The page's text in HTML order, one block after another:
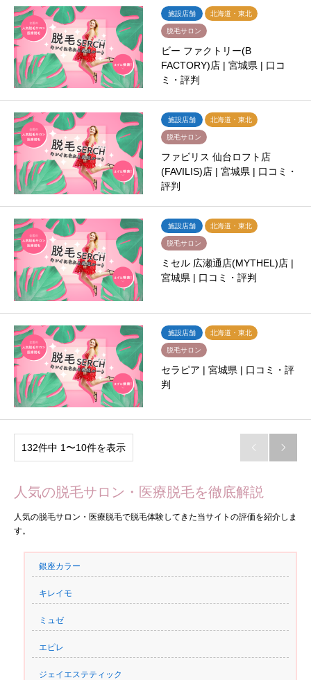
施設店舗 北海道・東北
脱毛サロン
ビー ファクトリー(B
FACTORY)店 | 宮城県 | 口コ
ミ・評判
施設店舗 北海道・東北
脱毛サロン
ファビリス 仙台ロフト店
(FAVILIS)店 | 宮城県 | 口コミ・
評判
施設店舗 北海道・東北
脱毛サロン
ミセル 広瀬通店(MYTHEL)店 |
宮城県 | 口コミ・評判
施設店舗 北海道・東北
脱毛サロン
セラピア | 宮城県 | 口コミ・評
判
132件中 1〜10件を表示  
人気の脱毛サロン・医療脱毛を徹底解説
人気の脱毛サロン・医療脱毛で脱毛体験してきた当サイトの評価を紹介しま
す。
銀座カラー
キレイモ
ミュゼ
エピレ
ジェイエステティック